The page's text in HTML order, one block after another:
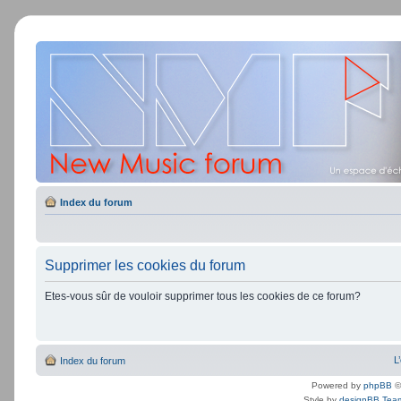
Index du forum
Supprimer les cookies du forum
Etes-vous sûr de vouloir supprimer tous les cookies de ce forum?
Index du forum
Powered by phpBB